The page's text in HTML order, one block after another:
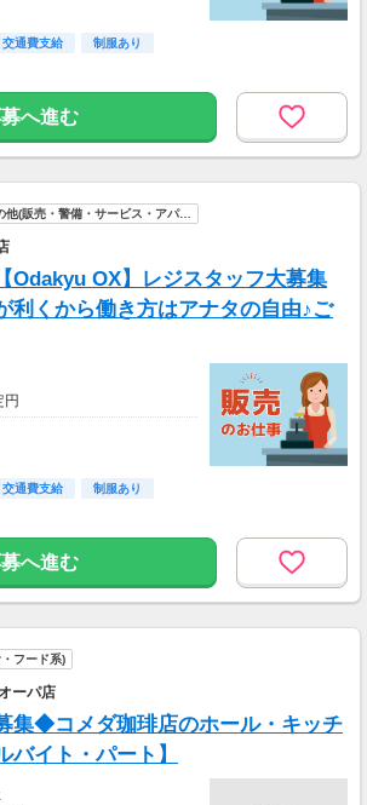
交通費支給 制服あり
へ進む
他(販売・警備・サービス・アパ…
Odakyu OX】レジスタッフ大募集
くから働き方はアナタの自由♪ご
円
交通費支給 制服あり
へ進む
フード系)
ーパ店
集◆コメダ珈琲店のホール・キッチ
バイト・パート】